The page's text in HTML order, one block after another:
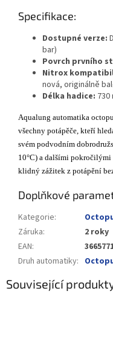
Specifikace:
Dostupné verze:
bar)
Povrch prvního
Nitrox
nová, originálně
Délka hadice: 730
Aqualung automatika
všechny potápěče, kteří
svém podvodním
10°C) a dalšími
klidný zážitek z potápění
Doplňkové
Kategorie:
Záruka:
2 roky
EAN:
Druh automatiky:
Související